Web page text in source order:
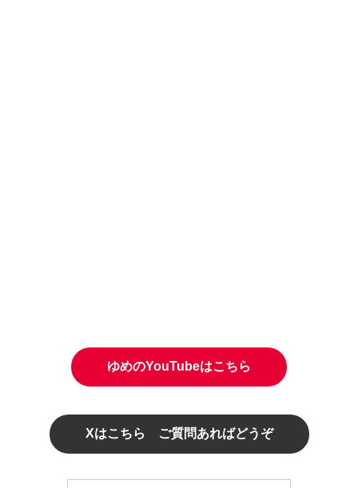
ゆめのYouTubeはこちら
Xはこちら ご質問あればどうぞ